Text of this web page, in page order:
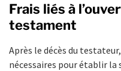
Frais liés à
testament
Après le décès du
nécessaires pour établir la